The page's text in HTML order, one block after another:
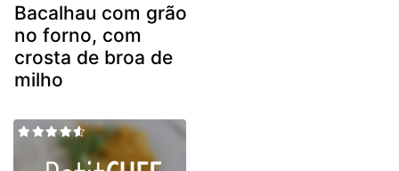
Bacalhau com grão
no forno, com
crosta de broa de
milho